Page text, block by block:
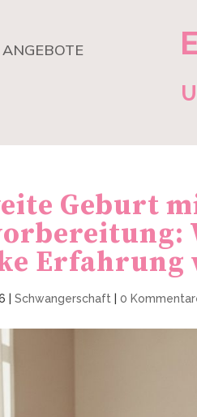
ANGEBOTE
Geburt
Erfahrung
|Schwangerschaft |0